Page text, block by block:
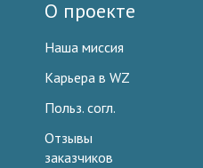
О проекте
Наша миссия
Карьера в WZ
Польз. согл.
Отзывы
заказчиков